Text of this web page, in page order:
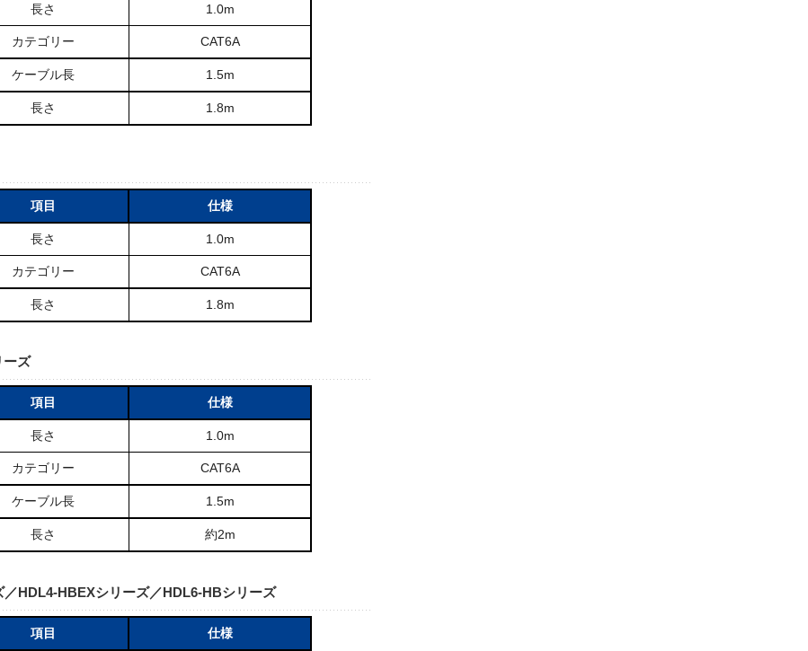
長さ 1.0m
カテゴリー CAT6A
ケーブル長 1.5m
長さ 1.8m
項目 仕様
長さ 1.0m
カテゴリー CAT6A
長さ 1.8m
ーズ
項目 仕様
長さ 1.0m
カテゴリー CAT6A
ケーブル長 1.5m
長さ 約2m
HDL4-HBEXシリーズ／HDL6-HBシリーズ
項目 仕様